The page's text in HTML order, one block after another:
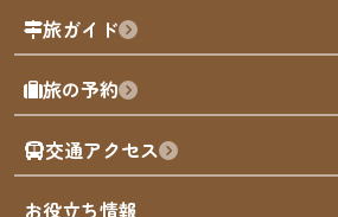
福岡を楽しむ
福岡のアート
福岡のナイトタイム
福岡の歴史・文化
観る・遊ぶ
屋台
買う
体験
泊まる
旅ガイド
モデルコース
AIおまかせコース
オリジナルプラン
みんなの旅行記
旅の予約
交通アクセス
市内交通ガイド
お役立ち情報